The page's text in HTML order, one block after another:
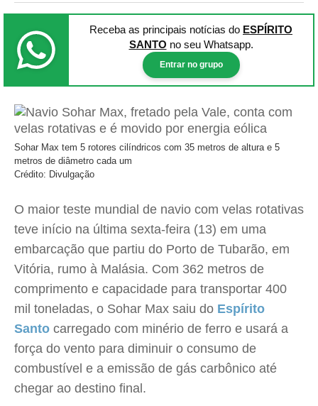
Receba as principais notícias do ESPÍRITO
SANTO no seu Whatsapp.
Entrar no grupo
Sohar Max tem 5 rotores cilíndricos com 35 metros de altura e 5
metros de diâmetro cada um
Crédito: Divulgação
O maior teste mundial de navio com velas rotativas
teve início na última sexta-feira (13) em uma
embarcação que partiu do Porto de Tubarão, em
Vitória, rumo à Malásia. Com 362 metros de
comprimento e capacidade para transportar 400
mil toneladas, o Sohar Max saiu do Espírito
Santo carregado com minério de ferro e usará a
força do vento para diminuir o consumo de
combustível e a emissão de gás carbônico até
chegar ao destino final.